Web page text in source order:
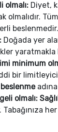
olmalı: Diyet,
olmalıdır.
beslenmedir.
Doğada yer
minimum
bir limitleyici
beslenme
olmalı:
Tabağınıza